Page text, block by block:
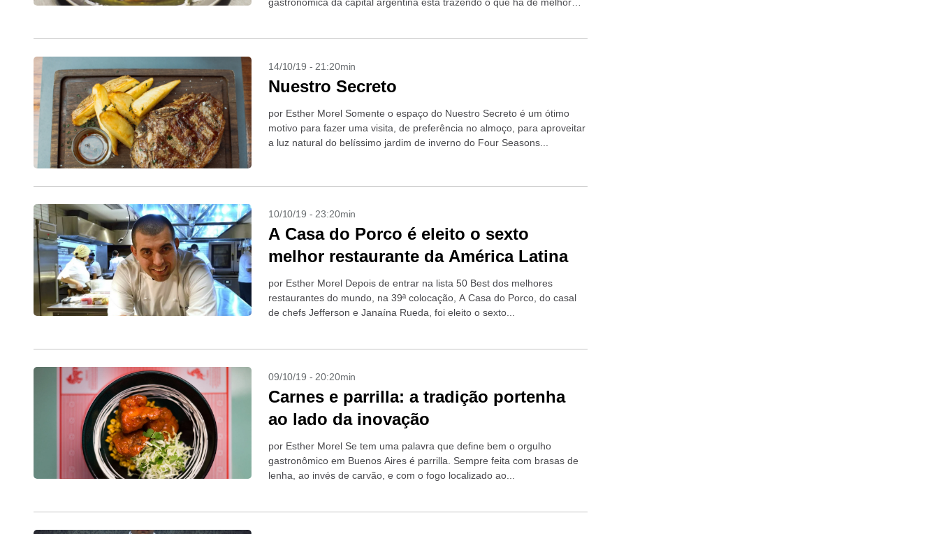
14/10/19 - 21:20min
Nuestro Secreto
por Esther Morel Somente o espaço do Nuestro Secreto é um ótimo
motivo para fazer uma visita, de preferência no almoço, para aproveitar
a luz natural do belíssimo jardim de inverno do Four Seasons...
10/10/19 - 23:20min
A Casa do Porco é eleito o sexto
melhor restaurante da América Latina
por Esther Morel Depois de entrar na lista 50 Best dos melhores
restaurantes do mundo, na 39ª colocação, A Casa do Porco, do casal
de chefs Jefferson e Janaína Rueda, foi eleito o sexto...
09/10/19 - 20:20min
Carnes e parrilla: a tradição portenha
ao lado da inovação
por Esther Morel Se tem uma palavra que define bem o orgulho
gastronômico em Buenos Aires é parrilla. Sempre feita com brasas de
lenha, ao invés de carvão, e com o fogo localizado ao...